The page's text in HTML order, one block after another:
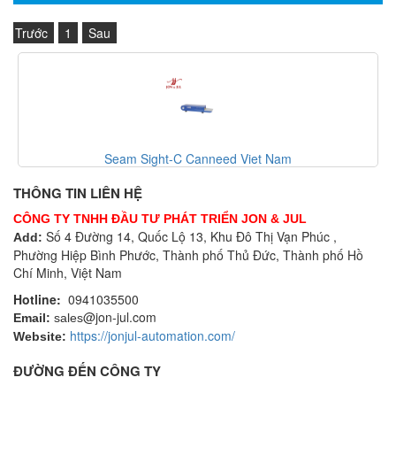
Trước 1 Sau
Seam Sight-C Canneed Viet Nam
THÔNG TIN LIÊN HỆ
CÔNG TY TNHH ĐẦU TƯ PHÁT TRIỂN JON & JUL
Add: Số 4 Đường 14, Quốc Lộ 13, Khu Đô Thị Vạn Phúc ,
Phường Hiệp Bình Phước, Thành phố Thủ Đức, Thành phố Hồ
Chí Minh, Việt Nam
Hotline: 0941035500
Email: sales@jon-jul.com
Website: https://jonjul-automation.com/
ĐƯỜNG ĐẾN CÔNG TY